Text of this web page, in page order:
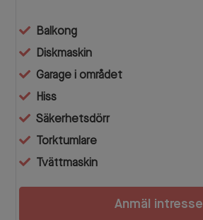
Balkong
Diskmaskin
Garage i området
Hiss
Säkerhetsdörr
Torktumlare
Tvättmaskin
Anmäl intresse